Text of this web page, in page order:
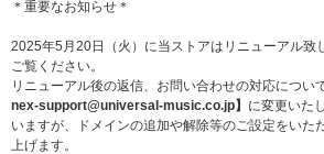
＊重要なお知らせ＊
2025年5月20日（火）に当ストアはリニューアル致
ご覧ください。
リニューアル後の返信、お問い合わせの対応につい
nex-support@universal-music.co.jp】 に変更いた
いますが、ドメインの追加や解除等のご設定をいた
上げます。